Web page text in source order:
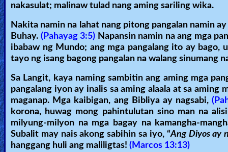
Follow
us
Social
Media
PDF
Books
Random
Video
nakasulat; malinaw tulad nang aming sariling wika.
Nakita namin na lahat nang pitong pangalan namin
Buhay. (Pahayag 3:5) Napansin namin na ang mga
ibabaw ng Mundo; ang mga pangalang ito ay bago,
tayo ng isang bagong pangalan na walang sinumang
Sa Langit, kaya naming sambitin ang aming mga
pangalang iyon ay inalis sa aming alaala at sa
maganap. Mga kaibigan, ang Bibliya ay nagsabi,
korona, huwag mong pahintulutan sino man na
milyung-milyon na mga bagay na kamangha-
Subalit may nais akong sabihin sa iyo, “Ang Diyos ay
hanggang huli ang maliligtas! (Marcos 13:13)